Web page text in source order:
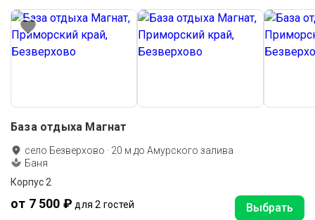
База отдыха Магнат
село Безверхово · 20 м до Амурского залива
Баня
Корпус 2
от 7 500 ₽ для 2 гостей Выбрать